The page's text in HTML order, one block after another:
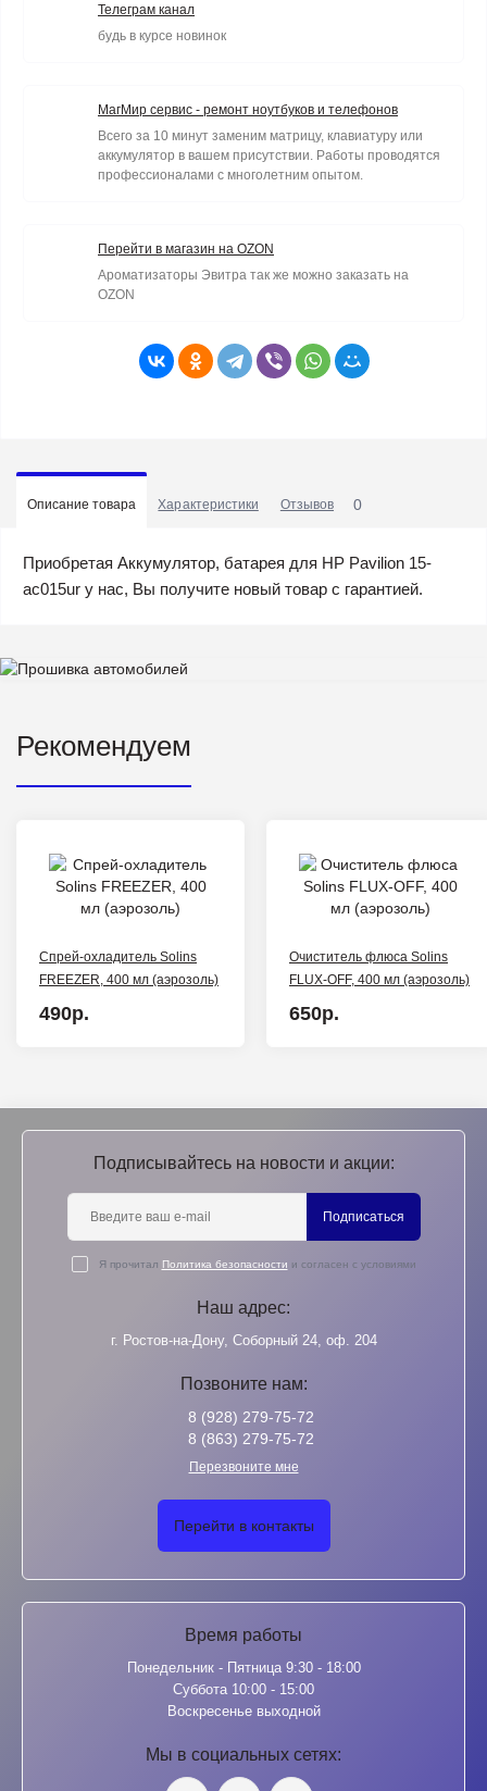
Телеграм канал
будь в курсе новинок
МагМир сервис - ремонт ноутбуков и телефонов
Всего за 10 минут заменим матрицу, клавиатуру или
аккумулятор в вашем присутствии. Работы проводятся
профессионалами с многолетним опытом.
Перейти в магазин на OZON
Ароматизаторы Эвитра так же можно заказать на
OZON
Описание товара Характеристики Отзывов 0
Приобретая Аккумулятор, батарея для HP Pavilion 15-
ac015ur у нас, Вы получите новый товар с гарантией.
Рекомендуем
Спрей-охладитель Solins
FREEZER, 400 мл (аэрозоль)
490р.
Очиститель флюса Solins
FLUX-OFF, 400 мл (аэрозоль)
650р.
Подписывайтесь на новости и акции:
Подписаться
Я прочитал Политика безопасности и согласен с условиями
Наш адрес:
г. Ростов-на-Дону, Соборный 24, оф. 204
Позвоните нам:
8 (928) 279-75-72
8 (863) 279-75-72
Перезвоните мне
Перейти в контакты
Время работы
Понедельник - Пятница 9:30 - 18:00
Суббота 10:00 - 15:00
Воскресенье выходной
Мы в социальных сетях: